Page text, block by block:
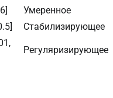
Умеренное
Стабилизирующее
Регуляризирующее